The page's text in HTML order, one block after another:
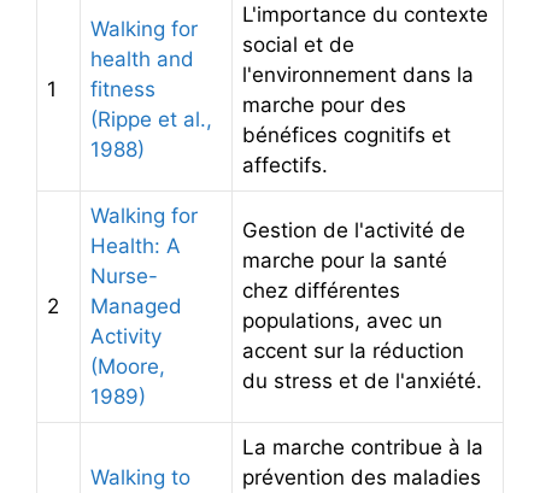
1
Walking for
health and
fitness
(Rippe et al.,
1988)
L'importance du contexte
social et de
l'environnement dans la
marche pour des
bénéfices cognitifs et
affectifs.
2
Walking for
Health: A
Nurse-
Managed
Activity
(Moore,
1989)
Gestion de l'activité de
marche pour la santé
chez différentes
populations, avec un
accent sur la réduction
du stress et de l'anxiété.
Walking to
La marche contribue à la
prévention des maladies